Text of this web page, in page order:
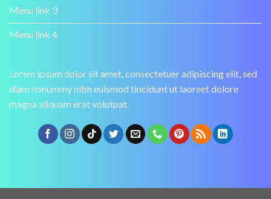
Menu link 3
Menu link 4
Lorem ipsum dolor sit amet, consectetuer adipiscing elit, sed
diam nonummy nibh euismod tincidunt ut laoreet dolore
magna aliquam erat volutpat.